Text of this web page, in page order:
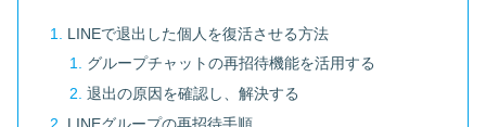
LINEで退出した個人を復活させる方法
グループチャットの再招待機能を活用する
退出の原因を確認し、解決する